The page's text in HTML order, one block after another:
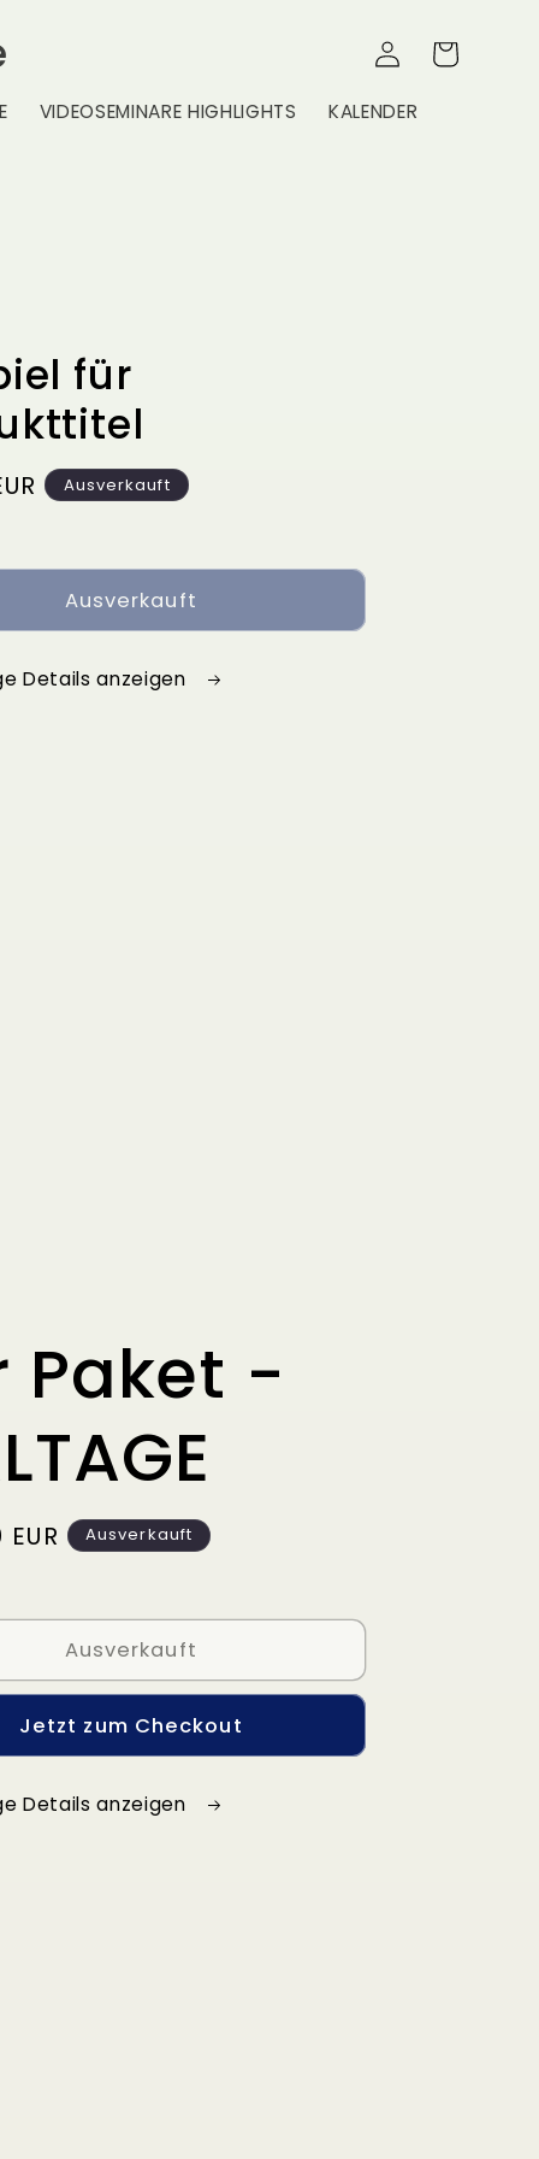
VIDEOSEMINARE HIGHLIGHTS KALENDER
EinloggenWarenkorb
für
Ausverkauft
Ausverkauft
Details anzeigen
Paket -
Ausverkauft
Ausverkauft
Jetzt zum Checkout
Details anzeigen